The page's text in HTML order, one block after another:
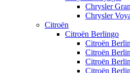
Chrysler
Chrysler
Citroën
Citroën Berlingo
Citroën
Citroën
Citroën
Citroën